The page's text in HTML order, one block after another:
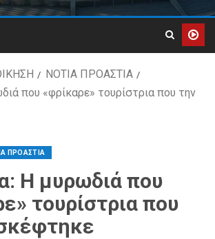
ΝΟΤΙΑ ΠΡΟΑΣΤΙΑ
που «φρίκαρε» τουρίστρια που την
ΠΡΟΑΣΤΙΑ
Η μυρωδιά που
τουρίστρια που